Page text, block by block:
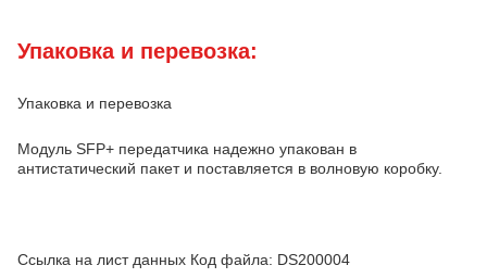
Упаковка и перевозка:
Упаковка и перевозка
Модуль SFP+ передатчика надежно упакован в
антистатический пакет и поставляется в волновую коробку.
Ссылка на лист данных Код файла: DS200004